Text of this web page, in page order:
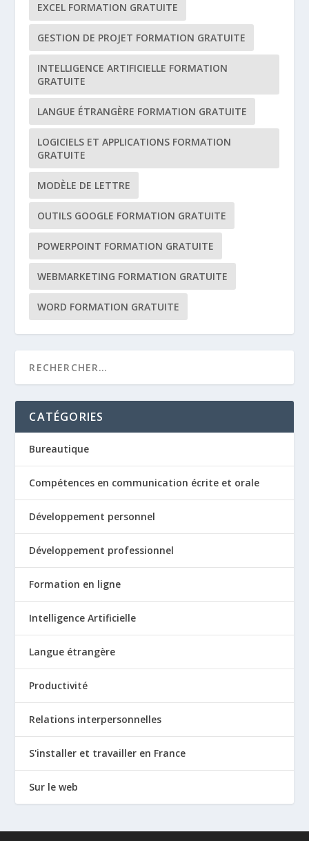
EXCEL FORMATION GRATUITE
GESTION DE PROJET FORMATION GRATUITE
INTELLIGENCE ARTIFICIELLE FORMATION
GRATUITE
LANGUE ÉTRANGÈRE FORMATION GRATUITE
LOGICIELS ET APPLICATIONS FORMATION
GRATUITE
MODÈLE DE LETTRE
OUTILS GOOGLE FORMATION GRATUITE
POWERPOINT FORMATION GRATUITE
WEBMARKETING FORMATION GRATUITE
WORD FORMATION GRATUITE
CATÉGORIES
Bureautique
Compétences en communication écrite et orale
Développement personnel
Développement professionnel
Formation en ligne
Intelligence Artificielle
Langue étrangère
Productivité
Relations interpersonnelles
S'installer et travailler en France
Sur le web